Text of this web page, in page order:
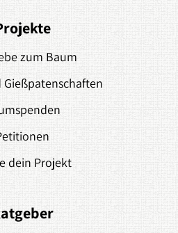
zum Baum
dein Projekt